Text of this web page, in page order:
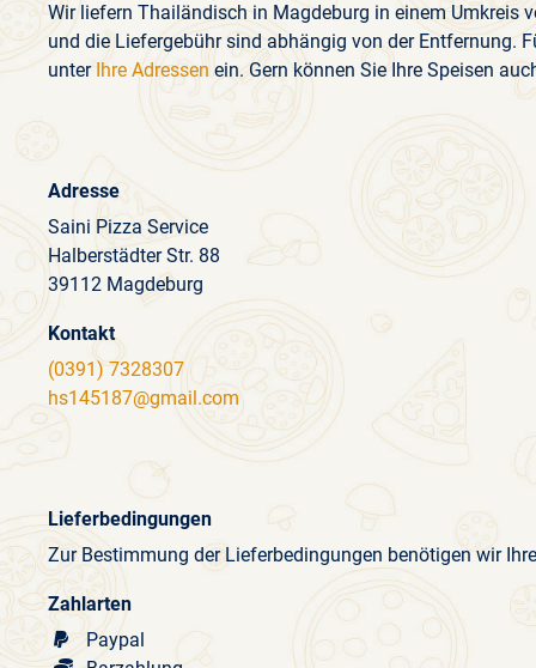
Wir liefern Thailändisch in Magdeburg in einem Umkreis
und die Liefergebühr sind abhängig von der Entfernung.
unter Ihre Adressen ein. Gern können Sie Ihre Speisen
Adresse
Saini Pizza Service
Halberstädter Str. 88
39112 Magdeburg
Kontakt
(0391) 7328307
hs145187@gmail.com
Lieferbedingungen
Zur Bestimmung der Lieferbedingungen benötigen wir
Zahlarten
Paypal